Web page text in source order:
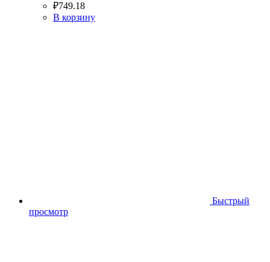
₽749.18
В корзину
Быстрый
просмотр